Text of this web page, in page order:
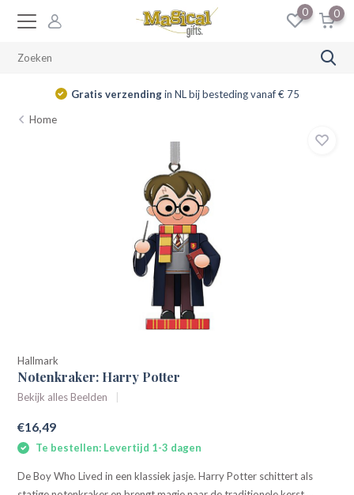
0 0
Gratis verzendingin NL bij besteding vanaf € 75
Home
Hallmark
Notenkraker: Harry Potter
Bekijk alles Beelden
€16,49
Te bestellen: Levertijd 1-3 dagen
De Boy Who Lived in een klassiek jasje. Harry Potter schittert als